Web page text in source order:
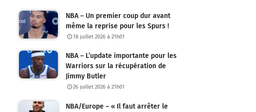
NBA – Un premier coup dur avant
même la reprise pour les Spurs !
18 juillet 2026 à 21h01
NBA – L’update importante pour les
Warriors sur la récupération de
Jimmy Butler
26 juillet 2026 à 21h01
NBA/Europe – « Il faut arrêter le